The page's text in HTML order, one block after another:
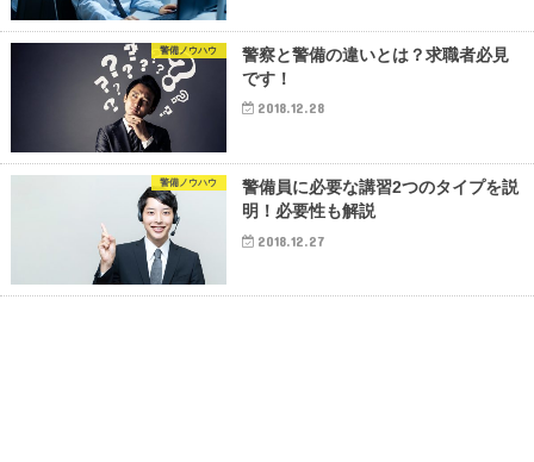
警備ノウハウ
警察と警備の違いとは？求職者必見
です！
2018.12.28
警備ノウハウ
警備員に必要な講習2つのタイプを説
明！必要性も解説
2018.12.27